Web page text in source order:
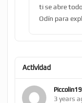
ti se abre
Odín para
Actividad
3 years